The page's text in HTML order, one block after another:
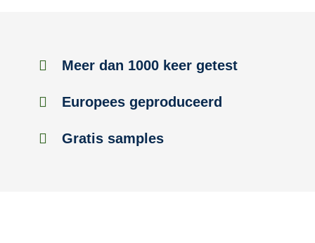
Meer dan 1000 keer getest
Europees geproduceerd
Gratis samples